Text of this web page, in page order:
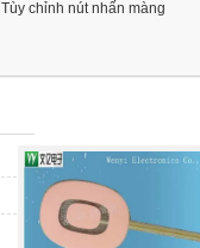
Tùy chỉnh nút nhấn màng